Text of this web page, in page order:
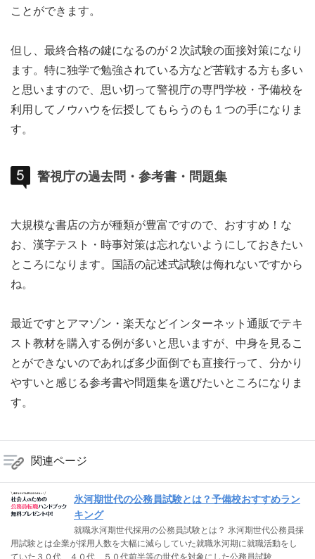
ことができます。
但し、最終合格の鍵になるのが２次試験の面接対策になり
ます。特に独学で勉強されている方など苦戦する方も多い
と思いますので、思い切って警視庁の専門学校・予備校を
利用してノウハウを伝授してもらうのも１つの手になりま
す。
警視庁の過去問・参考書・問題集
大規模な書店の方が種類が豊富ですので、おすすめ！な
お、漢字テスト・時事対策は忘れないようにしておきたい
ところになります。国語の記述式試験は侮れないですから
ね。
最近ですとアマゾン・楽天などインターネット通販でテキ
スト教材を購入する例が多いと思いますが、中身を見るこ
とができないのであれば多少面倒でも直接行って、分かり
やすいと感じる参考書や問題集を選びたいところになりま
す。
関連ページ
氷河期世代の公務員試験とは？予備校おすすめラン
キング
就職氷河期世代採用の公務員試験とは？ 氷河期世代公務員採
用試験とは企業が採用人数を大幅に減らしていた就職氷河期に就職活動をし
ていた３０代、４０代、５０代前半等の世代を対象にした公務員試験